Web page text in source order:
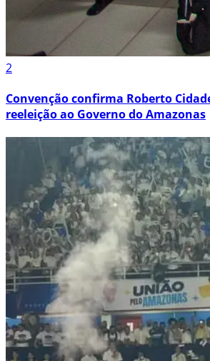
2
Convenção confirma Roberto
reeleição ao Governo do Amazonas